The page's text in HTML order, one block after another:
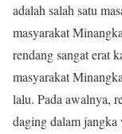
adalah salah satu
masyarakat
rendang sangat erat
masyarakat
lalu. Pada awalnya,
daging dalam jangka